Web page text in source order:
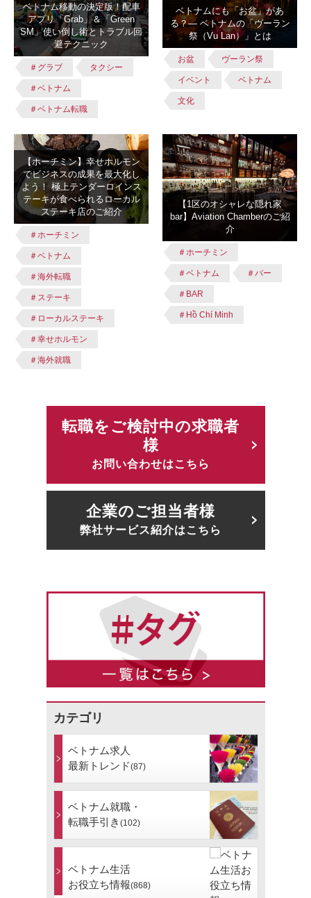
ベトナム移動の決定版！配車
アプリ「Grab」＆「Green
SM」使い倒し術とトラブル回
避テクニック
＃グラブ タクシー
＃ベトナム
＃ベトナム転職
ベトナムにも「お盆」があ
る？― ベトナムの「ヴーラン
祭（Vu Lan）」とは
お盆 ヴーラン祭
イベント ベトナム
文化
【ホーチミン】幸せホルモン
でビジネスの成果を最大化し
よう！ 極上テンダーロインス
テーキが食べられるローカル
ステーキ店のご紹介
＃ホーチミン
＃ベトナム
＃海外転職
＃ステーキ
＃ローカルステーキ
＃幸せホルモン
＃海外就職
【1区のオシャレな隠れ家
bar】Aviation Chamberのご紹
介
＃ホーチミン
＃ベトナム ＃バー
＃BAR
＃Hồ Chí Minh
転職をご検討中の求職者
様
お問い合わせはこちら
企業のご担当者様
弊社サービス紹介はこちら
カテゴリ
ベトナム求人
最新トレンド(87)
ベトナム就職・
転職手引き (102)
ベトナム生活
お役立ち情報(868)